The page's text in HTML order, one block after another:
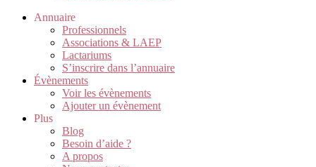
Annuaire
Professionnels
Associations & LAEP
Lactariums
S’inscrire dans l’annuaire
Évènements
Voir les évènements
Ajouter un évènement
Plus
Blog
Besoin d’aide ?
A propos